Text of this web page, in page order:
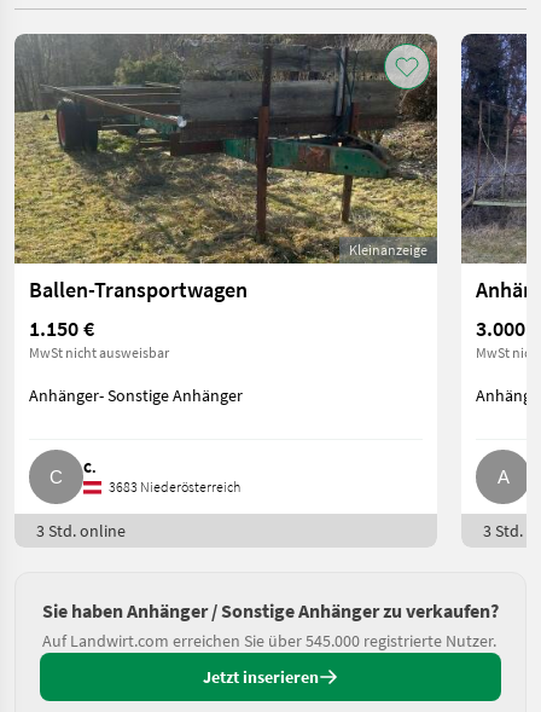
Kleinanzeige
Ballen-Transportwagen
1.150 €
MwSt nicht ausweisbar
Anhänger- Sonstige Anhänger
C.
3683 Niederösterreich
3 Std. online
3.000 €
MwSt
3 Std.
Sie haben Anhänger / Sonstige Anhänger zu verkaufen?
Auf Landwirt.com erreichen Sie über 545.000 registrierte Nutzer.
Jetzt inserieren